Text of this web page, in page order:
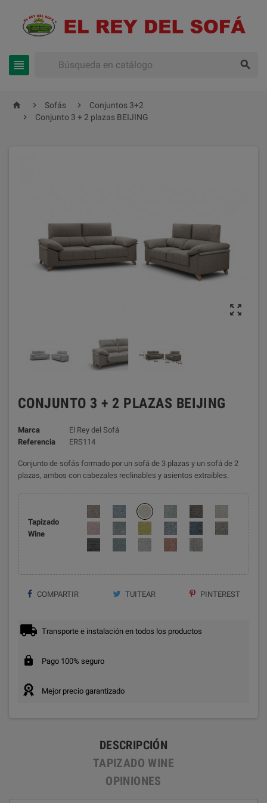
 
  Sofás 
Conjuntos 3+2

Conjunto 3 + 2 plazas BEIJING

CONJUNTO 3 + 2 PLAZAS BEIJING
Marca
El Rey del Sofá
Referencia
ERS114
Conjunto de sofás formado por un sofá de 3 plazas y un sofá de 2
plazas, ambos con cabezales reclinables y asientos extraibles.
Tapizado
Wine
COMPARTIR TUITEAR PINTEREST
Transporte e instalación en todos los productos
Pago 100% seguro
Mejor precio garantizado
DESCRIPCIÓN
TAPIZADO WINE
OPINIONES